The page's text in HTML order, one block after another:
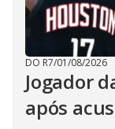
DO R7/01/08/2026
Jogador
após